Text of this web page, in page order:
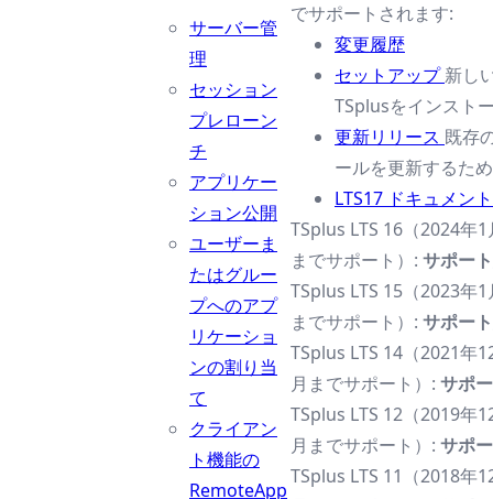
サーバー管
理
セッション
プレローン
チ
アプリケー
ション公開
ユーザーま
たはグルー
プへのアプ
リケーショ
ンの割り当
て
クライアン
ト機能の
RemoteApp
でサポートされます:
変更履歴
セットアップ新し
TSplusをインスト
更新リリース 既存
ールを更新するた
LTS17 ドキュメント
TSplus LTS 16（2024年
までサポート）: サポー
TSplus LTS 15（2023年
までサポート）: サポー
TSplus LTS 14（2021年
月までサポート）: サポ
TSplus LTS 12（2019年
月までサポート）: サポ
TSplus LTS 11（2018年